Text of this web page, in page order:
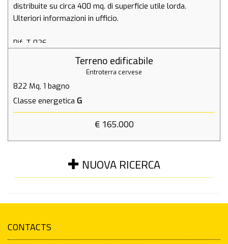
distribuite su circa 400 mq. di superficie utile lorda.
Ulteriori informazioni in ufficio.
Rif. T 026
Terreno edificabile
Entroterra cervese
822 Mq, 1 bagno
Classe energetica G
€ 165.000
NUOVA RICERCA
CONTACTS